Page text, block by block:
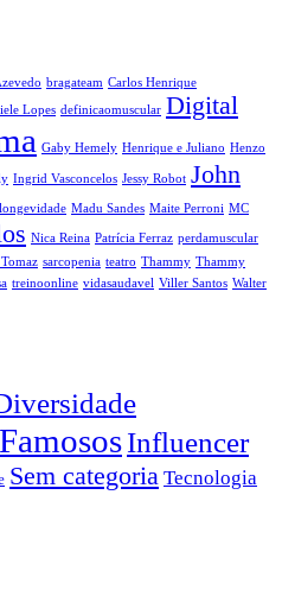
bragateam Carlos Henrique
Lopes definicaomuscular Digital
Gaby Hemely Henrique e Juliano Henzo
Ingrid Vasconcelos Jessy Robot John
longevidade Madu Sandes Maite Perroni MC
Nica Reina Patrícia Ferraz perdamuscular
sarcopenia teatro Thammy Thammy
treinoonline vidasaudavel Viller Santos Walter
FamososInfluencer
Sem categoria Tecnologia